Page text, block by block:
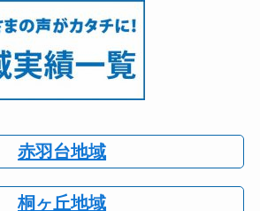
赤羽台地域
桐ヶ丘地域